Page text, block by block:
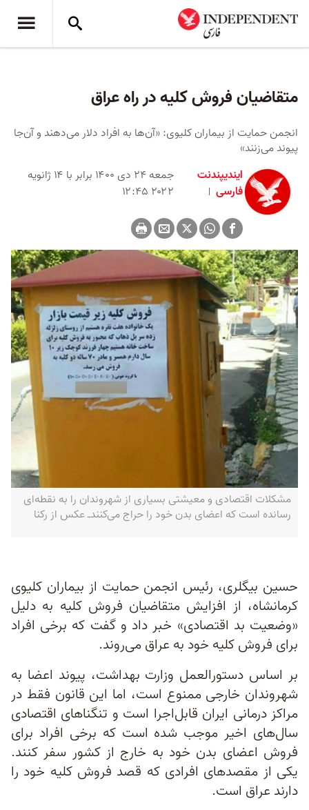
متقاضیان فروش کلیه در راه عراق
انجمن حمایت از بیماران کلیوی: «آن‌ها به افراد دلار می‌دهند و آن‌جا
پیوند می‌زنند»
ایندیپندنت
فارسی
جمعه ۲۴ دی ۱۴۰۰ برابر با ۱۴ ژانویه
۲۰۲۲ ۱۲:۴۵
مشکلات اقتصادی و معیشتی بسیاری از شهروندان را به نقطه‌ای
رسانده است که اعضای بدن خود را حراج می‌کنند‌ـ عکس از رکنا
حسین بیگلری، رئیس انجمن حمایت از بیماران کلیوی
کرمانشاه، از افزایش متقاضیان فروش کلیه به دلیل
«وضعیت بد اقتصادی» خبر داد و گفت که برخی افراد
برای فروش کلیه خود به عراق می‌روند.
بر اساس دستورالعمل وزارت بهداشت، پیوند اعضا به
شهروندان خارجی ممنوع است، اما این قانون فقط در
مراکز درمانی ایران قابل‌اجرا است و تنگناهای اقتصادی
سال‌های اخیر موجب شده است که برخی افراد برای
فروش اعضای بدن خود به خارج از کشور سفر کنند.
یکی از مقصدهای افرادی که قصد فروش کلیه خود را
دارند عراق است.